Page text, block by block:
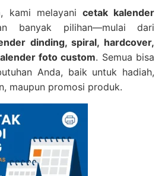
kami melayani cetak kalender
banyak pilihan—mulai dari
dinding, spiral, hardcover,
foto custom. Semua bisa
Anda, baik untuk hadiah,
maupun promosi produk.